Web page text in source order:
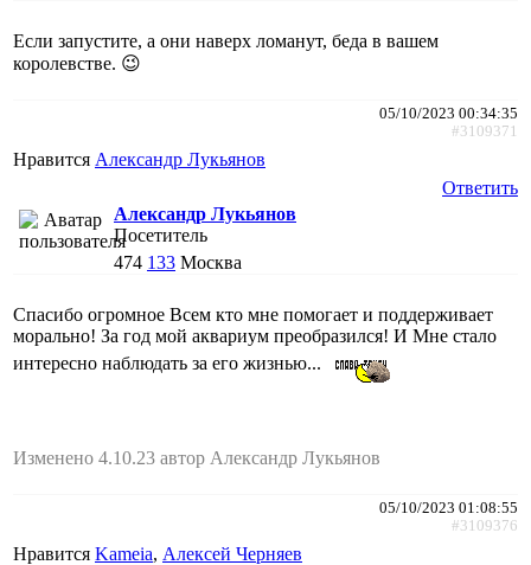
Если запустите, а они наверх ломанут, беда в вашем
королевстве. 😉
05/10/2023 00:34:35
#3109371
Нравится Александр Лукьянов
Ответить
Александр Лукьянов
Посетитель
474 133 Москва
Спасибо огромное Всем кто мне помогает и поддерживает
морально! За год мой аквариум преобразился! И Мне стало
интересно наблюдать за его жизнью...
Изменено 4.10.23 автор Александр Лукьянов
05/10/2023 01:08:55
#3109376
Нравится Kameia, Алексей Черняев